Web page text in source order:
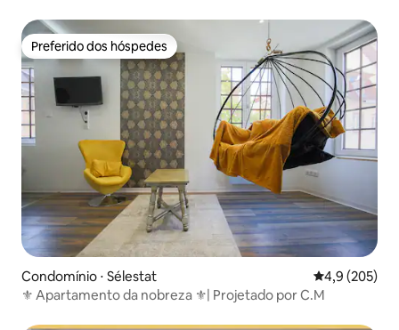
Preferido dos hóspedes
Preferido dos hóspedes
Condomínio ⋅ Sélestat 4,9 de uma
4,9 (205)
⚜ Apartamento da nobreza ⚜| Projetado por C.M